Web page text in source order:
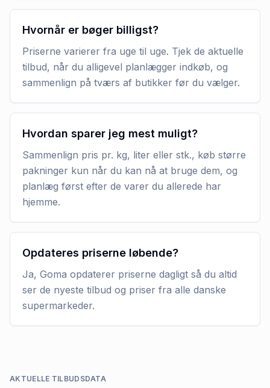
Hvornår er bøger billigst?
Priserne varierer fra uge til uge. Tjek de aktuelle
tilbud, når du alligevel planlægger indkøb, og
sammenlign på tværs af butikker før du vælger.
Hvordan sparer jeg mest muligt?
Sammenlign pris pr. kg, liter eller stk., køb større
pakninger kun når du kan nå at bruge dem, og
planlæg først efter de varer du allerede har
hjemme.
Opdateres priserne løbende?
Ja, Goma opdaterer priserne dagligt så du altid
ser de nyeste tilbud og priser fra alle danske
supermarkeder.
AKTUELLE TILBUDSDATA